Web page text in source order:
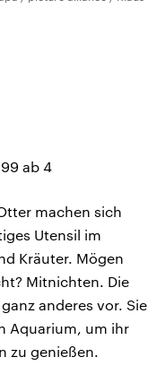
ab 4
machen sich
Utensil im
Kräuter. Mögen
Mitnichten. Die
anderes vor. Sie
Aquarium, um ihr
zu genießen.